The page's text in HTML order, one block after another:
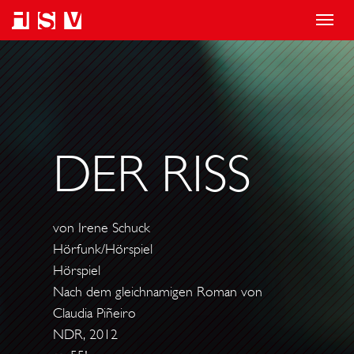
T
o
g
g
e
DER RISS
von Irene Schuck
Hörfunk/Hörspiel
Hörspiel
Nach dem gleichnamigen Roman von
Claudia Piñeiro
NDR, 2012